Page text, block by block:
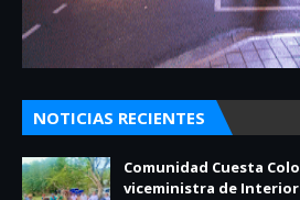
NOTICIAS RECIENTES
Comunidad Cuesta
viceministra de Interior